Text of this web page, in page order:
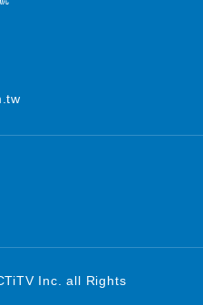
Inc. all Rights